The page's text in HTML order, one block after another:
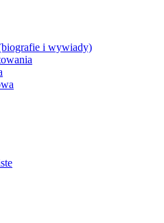
i wywiady)